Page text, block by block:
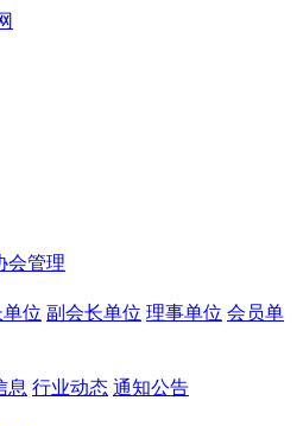
会管理
位 副会长单位 理事单位 会员单
息 行业动态 通知公告